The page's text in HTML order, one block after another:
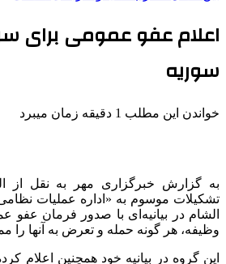
اعلام عفو عمومی برای
سوریه
خواندن این مطلب 1 دقیقه زمان میبرد
به گزارش خبرگزاری مهر به نقل از
تشکیلات موسوم به «اداره عملیات
الشام در بیانیه‌ای با صدور فرمان عفو
وظیفه، هر گونه حمله و تعرض به آنها را
این گروه در بیانیه خود همچنین اعلام